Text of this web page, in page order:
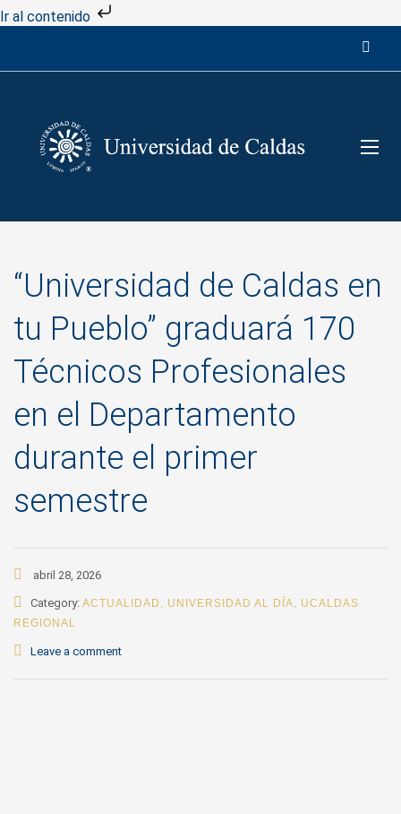
Ir al contenido
“Universidad de Caldas en
tu Pueblo” graduará 170
Técnicos Profesionales
en el Departamento
durante el primer
semestre
abril 28, 2026
Category: ACTUALIDAD , UNIVERSIDAD AL DÍA, UCALDAS
REGIONAL
Leave a comment